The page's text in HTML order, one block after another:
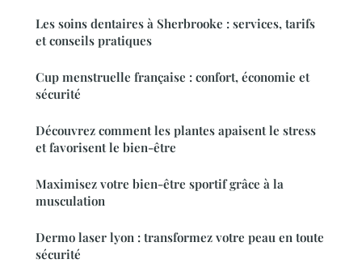
Les soins dentaires à Sherbrooke : services, tarifs
et conseils pratiques
Cup menstruelle française : confort, économie et
sécurité
Découvrez comment les plantes apaisent le stress
et favorisent le bien-être
Maximisez votre bien-être sportif grâce à la
musculation
Dermo laser lyon : transformez votre peau en toute
sécurité